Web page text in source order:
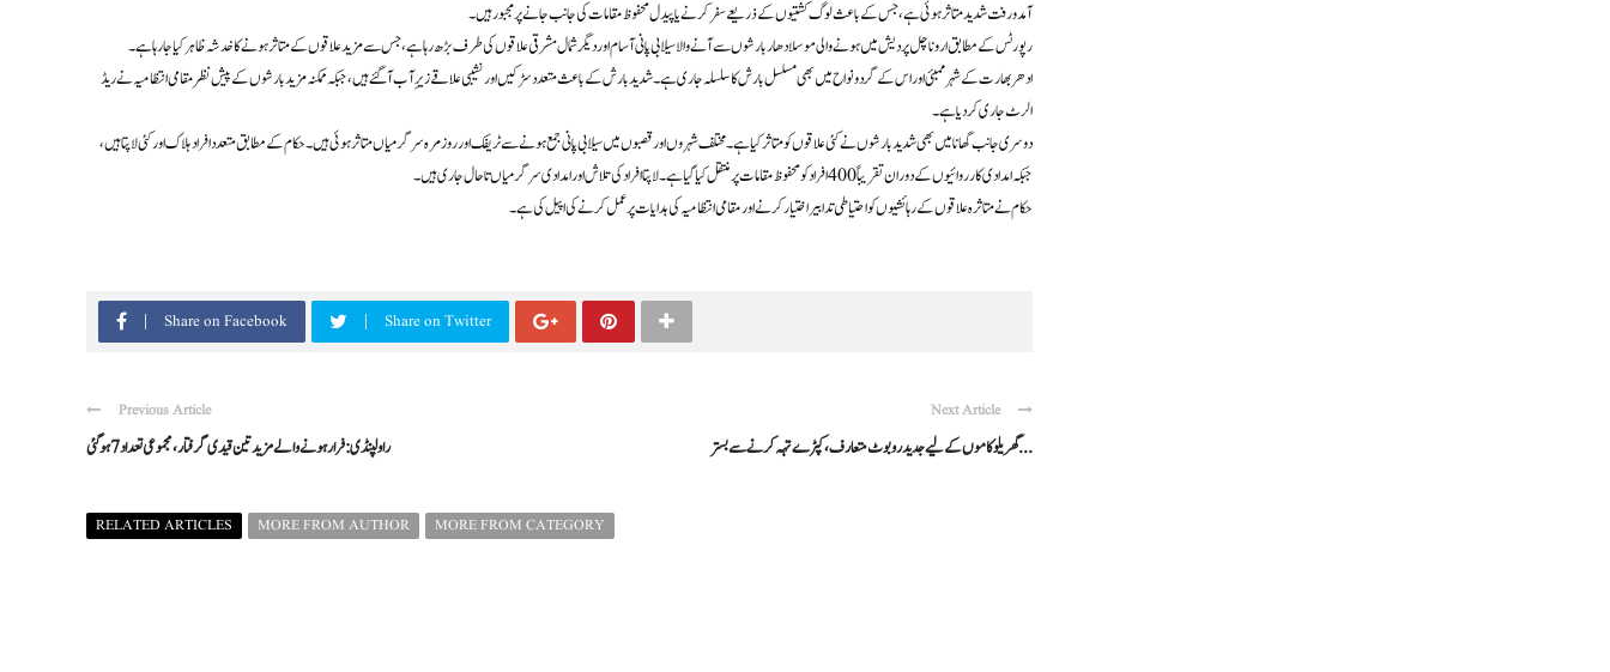
آمدورفت شدید متاثر ہوئی ہے، جس کے باعث لوگ کشتیوں کے ذریعے سفر کرنے یا پیدل محفوظ مقامات کی جانب جانے پر مجبور ہیں۔
رپورٹس کے مطابق اروناچل پردیش میں ہونے والی موسلادھار بارشوں سے آنے والا سیلابی پانی آسام اور دیگر شمال مشرقی علاقوں کی طرف بڑھ رہا ہے، جس سے مزید علاقوں کے متاثر ہونے کا خدشہ ظاہر کیا جا رہا ہے۔
ادھر بھارت کے شہر ممبئی اور اس کے گرد و نواح میں بھی مسلسل بارش کا سلسلہ جاری ہے۔ شدید بارش کے باعث متعدد سڑکیں اور نشیبی علاقے زیرِ آب آ گئے ہیں، جبکہ ممکنہ مزید بارشوں کے پیش نظر مقامی انتظامیہ نے ریڈ
الرٹ جاری کر دیا ہے۔
دوسری جانب گھانا میں بھی شدید بارشوں نے کئی علاقوں کو متاثر کیا ہے۔ مختلف شہروں اور قصبوں میں سیلابی پانی جمع ہونے سے ٹریفک اور روزمرہ سرگرمیاں متاثر ہوئی ہیں۔ حکام کے مطابق متعدد افراد ہلاک اور کئی لاپتا ہیں،
جبکہ امدادی کارروائیوں کے دوران تقریباً 400 افراد کو محفوظ مقامات پر منتقل کیا گیا ہے۔ لاپتا افراد کی تلاش اور امدادی سرگرمیاں تاحال جاری ہیں۔
حکام نے متاثرہ علاقوں کے رہائشیوں کو احتیاطی تدابیر اختیار کرنے اور مقامی انتظامیہ کی ہدایات پر عمل کرنے کی اپیل کی ہے۔
Share on Facebook Share on Twitter
Previous Article
راولپنڈی: فرار ہونے والے مزید تین قیدی گرفتار، مجموعی تعداد 7 ہوگئی
Next Article
گھریلو کاموں کے لیے جدید روبوٹ متعارف، کپڑے تہہ کرنے سے بستر ...
RELATED ARTICLES MORE FROM AUTHOR MORE FROM CATEGORY